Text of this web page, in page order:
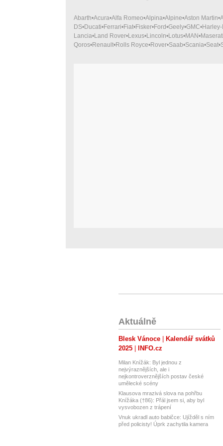
Abarth Acura Alfa Romeo Alpina Alpine Aston Martin
DS Ducati Ferrari Fiat Fisker Ford Geely GMC
Lancia Land Rover Lexus Lincoln Lotus MAN Maserati
Qoros Renault Rolls Royce Rover Saab Scania Seat
Aktuálně
Blesk Vánoce
Kalendář svátků
2025
INFO.cz
Milan Knížák: Byl jednou z
nejvýraznějších, ale i
nejkontroverznějších postav české
umělecké scény
Klausova mrazivá slova na pohřbu
Knížáka (†86): Přál jsem si, aby byl
vysvobozen z trápení
Vnuk ukradl auto babičce: Ujížděl s ním
před policisty! Úprk zachytila kamera